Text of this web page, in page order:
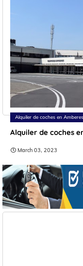
Alquiler de coches en Amberes
Alquiler de coches
March 03, 2023